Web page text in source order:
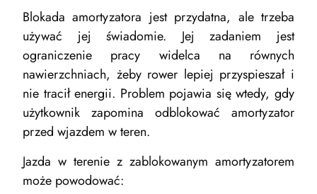
Blokada amortyzatora jest przydatna, ale trzeba
używać jej świadomie. Jej zadaniem jest
ograniczenie pracy widelca na równych
nawierzchniach, żeby rower lepiej przyspieszał i
nie tracił energii. Problem pojawia się wtedy, gdy
użytkownik zapomina odblokować amortyzator
przed wjazdem w teren.
Jazda w terenie z zablokowanym amortyzatorem
może powodować: